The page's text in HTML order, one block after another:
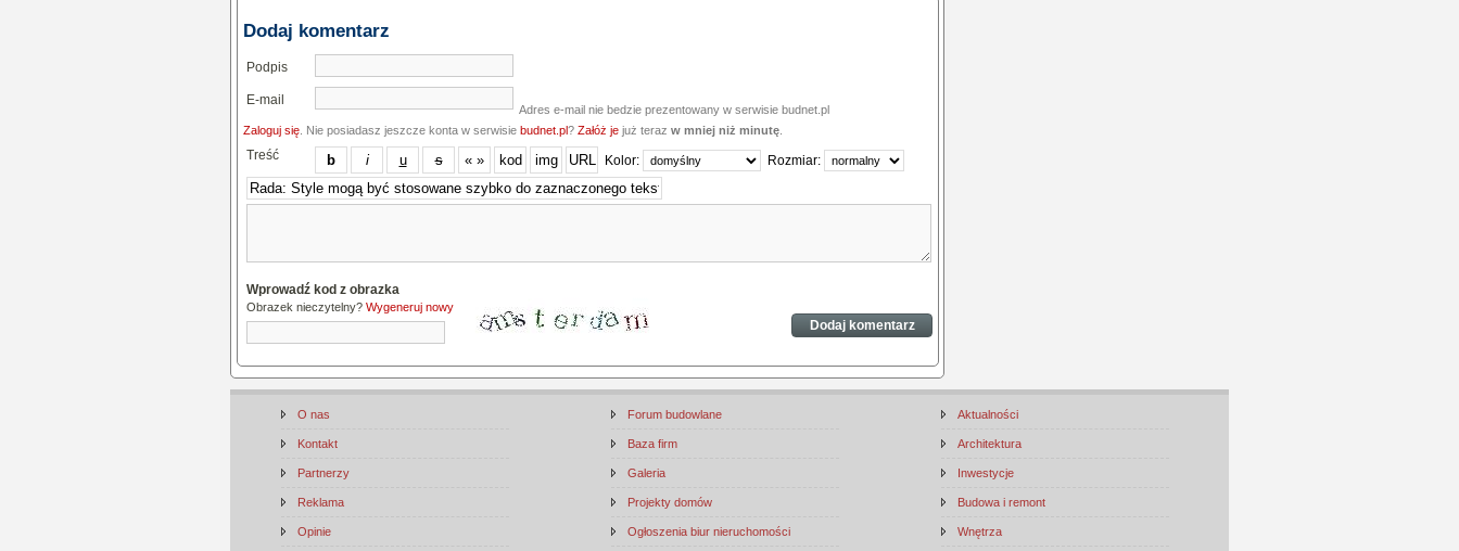
Dodaj komentarz
Podpis
E-mail
Adres e-mail nie bedzie prezentowany w serwisie budnet.pl
Zaloguj się . Nie posiadasz jeszcze konta w serwisie budnet.pl? Załóż je już teraz w mniej niż minutę
Treść Kolor: Rozmiar:
Wprowadź kod z obrazka
Obrazek nieczytelny? Wygeneruj nowy
O nas
Kontakt
Partnerzy
Reklama
Opinie
Forum budowlane
Baza firm
Galeria
Projekty domów
Ogłoszenia biur nieruchomości
Aktualności
Architektura
Inwestycje
Budowa i remont
Wnętrza